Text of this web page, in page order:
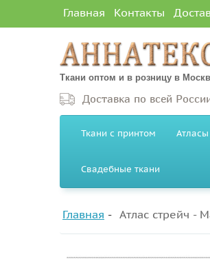
Главная Контакты
Ткани оптом и в розницу в
Доставка по всей
Ткани с принтом Атласы
Свадебные ткани
Главная Атлас стрейч -